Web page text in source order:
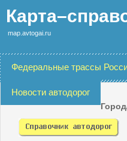
map.avtogai.ru
Федеральные трассы
Новости автодорог